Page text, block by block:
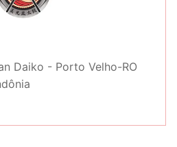
Daiko - Porto Velho-RO